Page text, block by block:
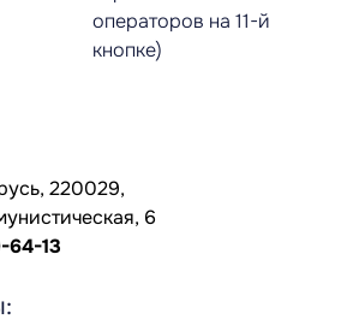
операторов на 11-й
кнопке)
220029,
6
64-13